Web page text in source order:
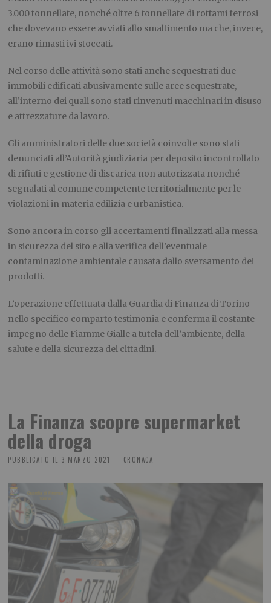
3.000 tonnellate, nonché oltre 6 tonnellate di rottami ferrosi
che dovevano essere avviati allo smaltimento ma che, invece,
erano rimasti ivi stoccati.
Nel corso delle attività sono stati anche sequestrati due
immobili edificati abusivamente sulle aree sequestrate,
all’interno dei quali sono stati rinvenuti macchinari in disuso
e attrezzature da lavoro.
Gli amministratori delle due società coinvolte sono stati
denunciati all’Autorità giudiziaria per deposito incontrollato
di rifiuti e gestione di discarica non autorizzata nonché
segnalati al comune competente territorialmente per le
violazioni in materia edilizia e urbanistica.
Sono ancora in corso gli accertamenti finalizzati alla messa
in sicurezza del sito e alla verifica dell’eventuale
contaminazione ambientale causata dallo sversamento dei
prodotti.
L’operazione effettuata dalla Guardia di Finanza di Torino
nello specifico comparto testimonia e conferma il costante
impegno delle Fiamme Gialle a tutela dell’ambiente, della
salute e della sicurezza dei cittadini.
La Finanza scopre supermarket
della droga
PUBBLICATO IL 3 MARZO 2021 CRONACA